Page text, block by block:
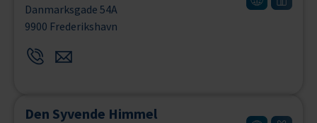
Danmarksgade 54A
9900 Frederikshavn
Den Syvende Himmel